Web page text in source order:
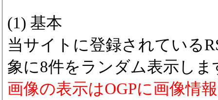
(1) 基本
当サイトに登録されている
象に8件をランダム表示しま
画像の表示はOGPに画像情